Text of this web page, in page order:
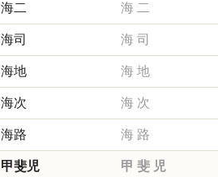
海二 海 二
海司 海 司
海地 海 地
海次 海 次
海路 海 路
甲斐児 甲 斐 児